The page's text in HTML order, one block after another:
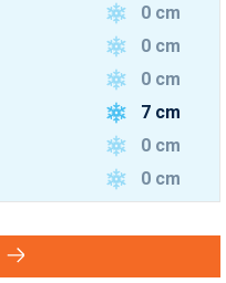
0 cm
0 cm
0 cm
7 cm
0 cm
0 cm